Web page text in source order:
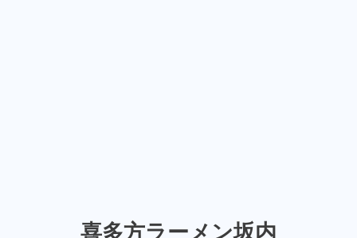
喜多方ラーメン坂内